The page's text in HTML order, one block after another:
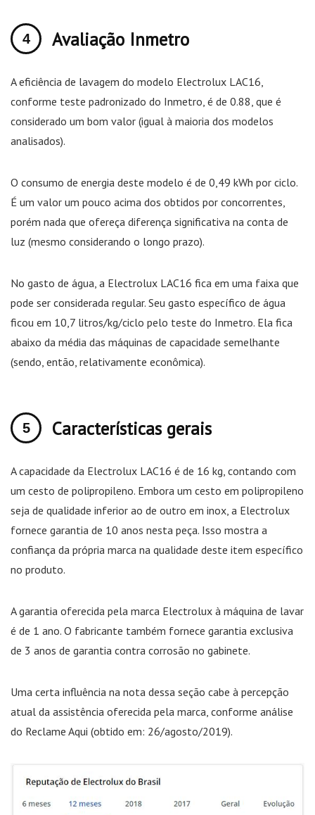
Avaliação Inmetro
A eficiência de lavagem do modelo Electrolux LAC16,
conforme teste padronizado do Inmetro, é de 0.88, que é
considerado um bom valor (igual à maioria dos modelos
analisados).
O consumo de energia deste modelo é de 0,49 kWh por ciclo.
É um valor um pouco acima dos obtidos por concorrentes,
porém nada que ofereça diferença significativa na conta de
luz (mesmo considerando o longo prazo).
No gasto de água, a Electrolux LAC16 fica em uma faixa que
pode ser considerada regular. Seu gasto específico de água
ficou em 10,7 litros/kg/ciclo pelo teste do Inmetro. Ela fica
abaixo da média das máquinas de capacidade semelhante
(sendo, então, relativamente econômica).
Características gerais
A capacidade da Electrolux LAC16 é de 16 kg, contando com
um cesto de polipropileno. Embora um cesto em polipropileno
seja de qualidade inferior ao de outro em inox, a Electrolux
fornece garantia de 10 anos nesta peça. Isso mostra a
confiança da própria marca na qualidade deste item específico
no produto.
A garantia oferecida pela marca Electrolux à máquina de lavar
é de 1 ano. O fabricante também fornece garantia exclusiva
de 3 anos de garantia contra corrosão no gabinete.
Uma certa influência na nota dessa seção cabe à percepção
atual da assistência oferecida pela marca, conforme análise
do Reclame Aqui (obtido em: 26/agosto/2019).